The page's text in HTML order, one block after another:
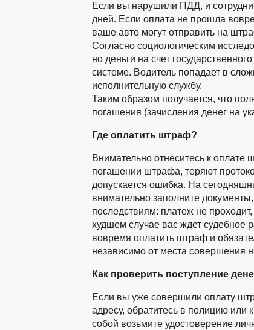
Если вы нарушили ПДД, и
дней. Если оплата не прошла
ваше авто могут отправить на
Согласно социологическим
но деньги на счет
системе. Водитель попадает в
исполнительную службу.
Таким образом получается, что
погашения (зачисления денег на
Где оплатить штраф?
Внимательно отнеситесь к оплате
погашении штрафа, теряют
допускается ошибка. На
внимательно заполните
последствиям: платеж не
худшем случае вас ждет судебное
вовремя оплатить штраф и
независимо от места совершения
Как проверить поступление
Если вы уже совершили оплату
адресу, обратитесь в полицию или
собой возьмите удостоверение